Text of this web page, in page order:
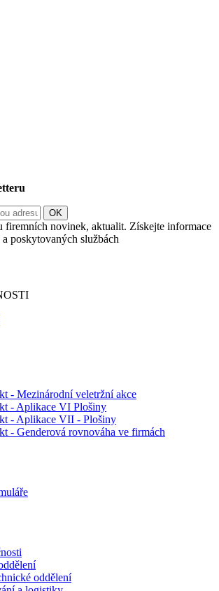
firemních novinek, aktualit. Získejte informace
poskytovaných službách
- Mezinárodní veletržní akce
- Aplikace VI Plošiny
- Aplikace VII - Plošiny
- Genderová rovnováha ve firmách
oddělení